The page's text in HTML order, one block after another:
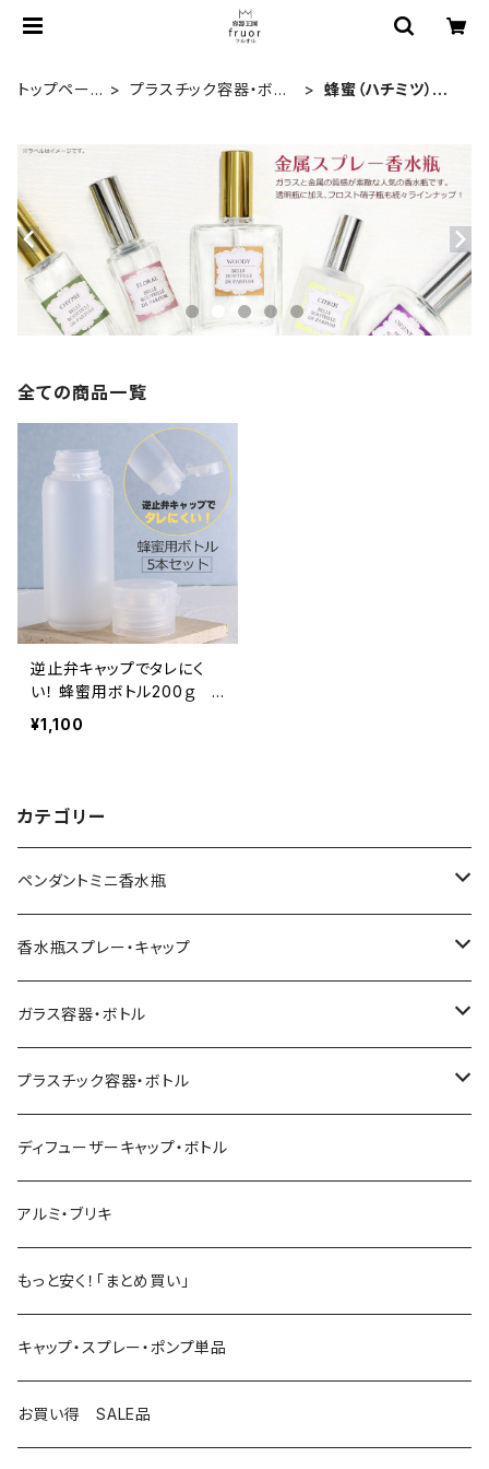
トップペー
プラスチック容器・ボト
蜂蜜（ハチミツ）容
全ての商品一覧
逆止弁キャップでタレにく
い！ 蜂蜜用ボトル200ｇ 5
本セット
¥1,100
カテゴリー
ペンダントミニ香水瓶
ミニ香水瓶
キャップ・チェーン・スポイト・パッキン
香水瓶スプレー・キャップ
香水瓶スプレーセット
香水瓶SPシリーズ
香水瓶キャップセット
香水瓶リッチボトル
香水瓶バルブ式
ガラス容器・ボトル
LTボトル
アンバー（茶）・フロスト
フロスト（透明）
エムボトル
コバルト（青）
アンバー（茶）
ラインボトル
オーバルボトル
シックボトル
TKボトル
プラスチック容器・ボトル
ペットボトル
マヨネーズ容器
トリガースプレー容器
蜂蜜（ハチミツ）容器
ディフューザーキャップ・ボトル
アルミ・ブリキ
もっと安く！「まとめ買い」
キャップ・スプレー・ポンプ単品
お買い得 SALE品